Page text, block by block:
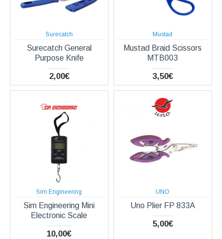
Surecatch
Surecatch General
Purpose Knife
2,00€
Mustad
Mustad Braid Scissors
MTB003
3,50€
Sim Engineering
Sim Engineering Mini
Electronic Scale
10,00€
UNO
Uno Plier FP 833A
5,00€